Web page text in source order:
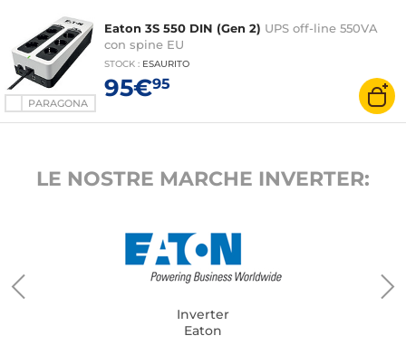
PARAGONA
Eaton 3S 550 DIN (Gen 2) UPS off-line 550VA
con spine EU
STOCK : ESAURITO
95€95
LE NOSTRE MARCHE INVERTER:
Inverter
Eaton